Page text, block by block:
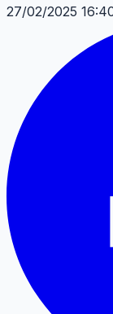
27/02/2025